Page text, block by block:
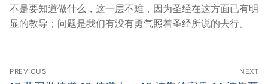
不是要知道做什么，这一层不难，因为圣经在这方面已有明
显的教导；问题是我们有没有勇气照着圣经所说的去行。
Post
PREVIOUS NEXT